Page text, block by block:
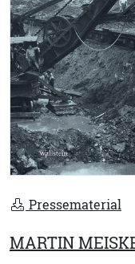
Pressematerial
MARTIN